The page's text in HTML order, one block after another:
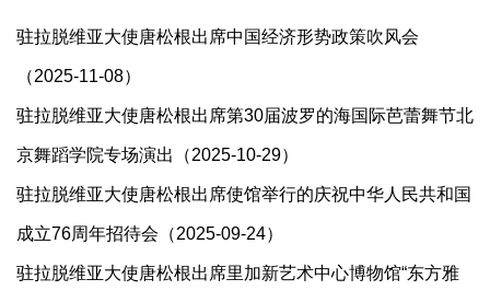
驻拉脱维亚大使唐松根出席中国经济形势政策吹风会
（2025-11-08）
驻拉脱维亚大使唐松根出席第30届波罗的海国际芭蕾舞节北
京舞蹈学院专场演出（2025-10-29）
驻拉脱维亚大使唐松根出席使馆举行的庆祝中华人民共和国
成立76周年招待会（2025-09-24）
驻拉脱维亚大使唐松根出席里加新艺术中心博物馆“东方雅